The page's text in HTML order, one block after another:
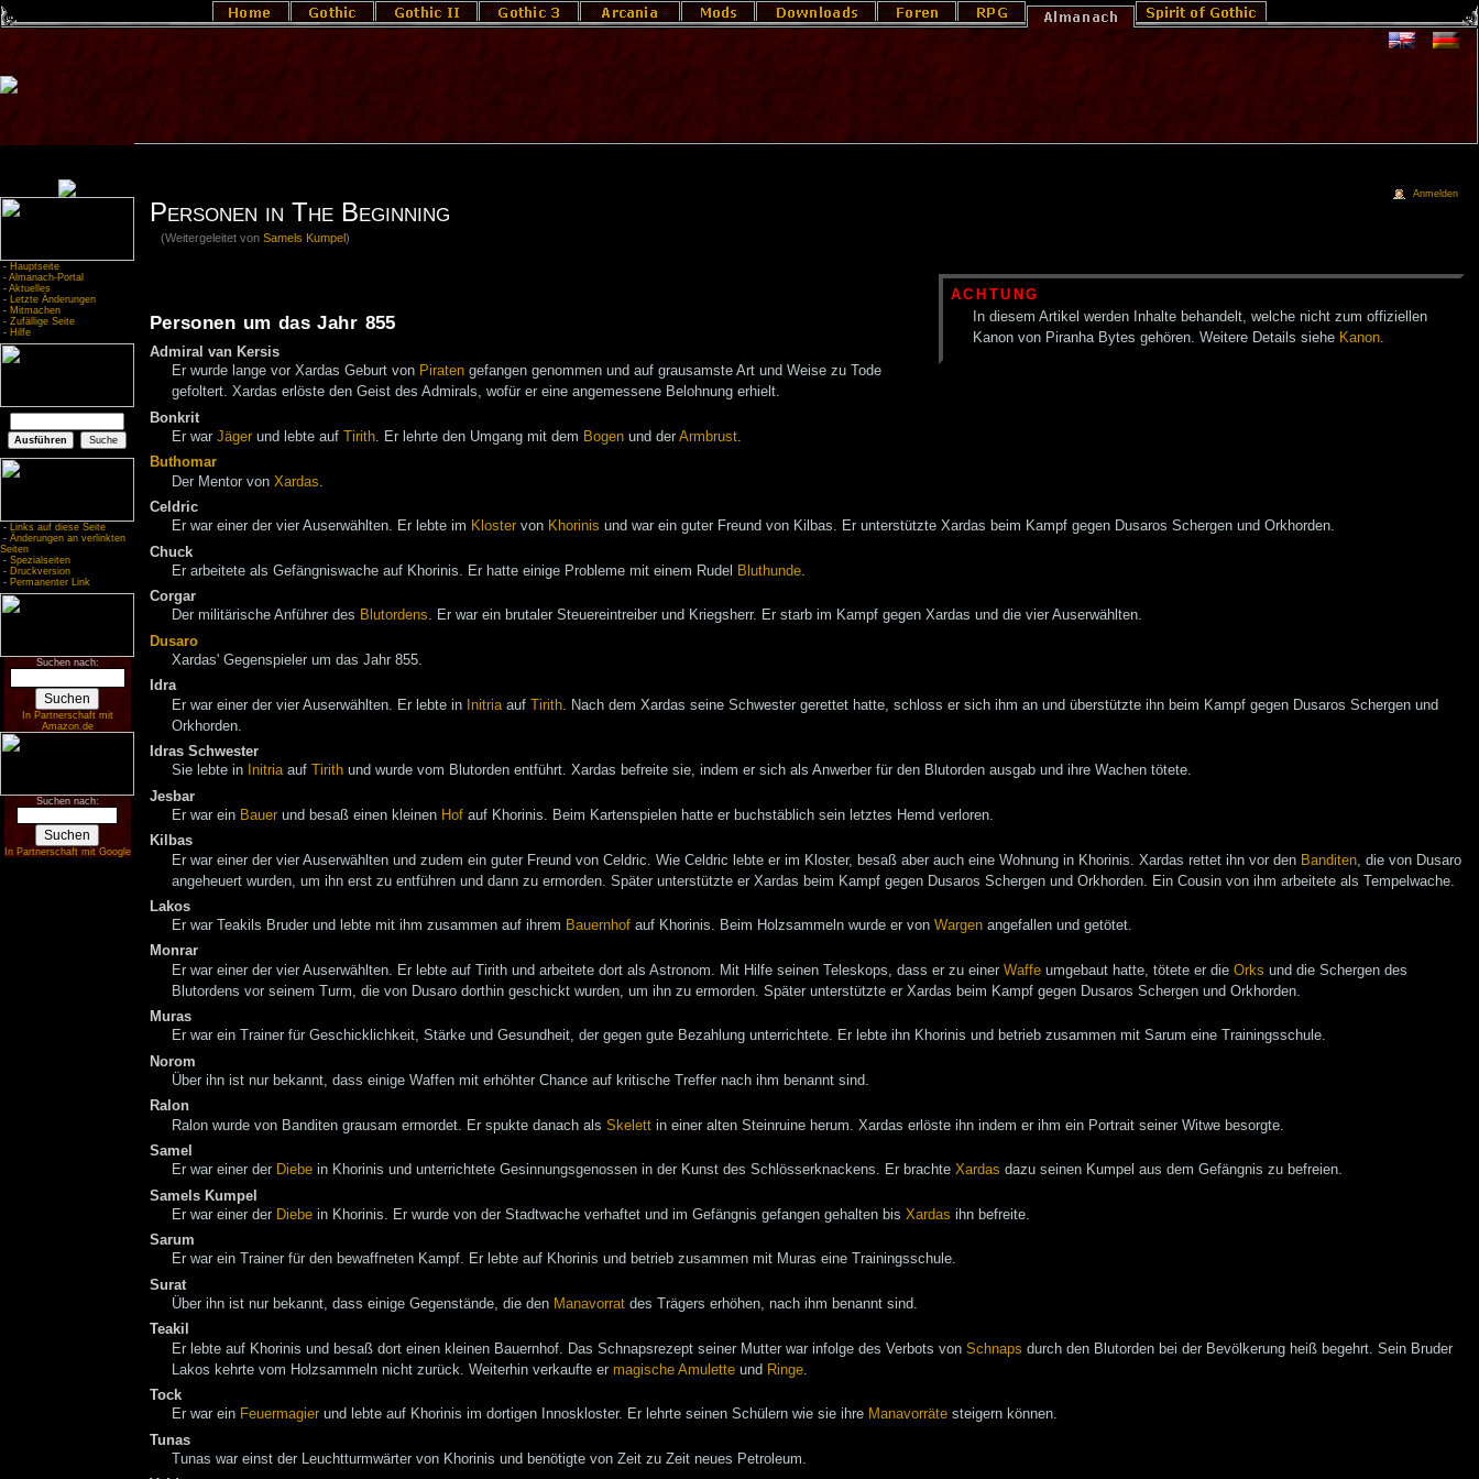
- Hauptseite
- Almanach-Portal
- Aktuelles
- Letzte Änderungen
- Mitmachen
- Zufällige Seite
- Hilfe
- Links auf diese Seite
- Änderungen an verlinkten
Seiten
- Spezialseiten
- Druckversion
- Permanenter Link
Suchen nach:
In Partnerschaft mit
Amazon.de
Suchen nach:
In Partnerschaft mit Google
Personen in The Beginning
(Weitergeleitet vonSamels Kumpel)
ACHTUNG
In diesem Artikel werden Inhalte behandelt, welche nicht zum offiziellen
Kanon von Piranha Bytes gehören. Weitere Details siehe Kanon.
Personen um das Jahr 855
Admiral van Kersis
Er wurde lange vor Xardas Geburt von Piraten gefangen genommen und auf grausamste Art und Weise zu Tode
gefoltert. Xardas erlöste den Geist des Admirals, wofür er eine angemessene Belohnung erhielt.
Bonkrit
Er war Jäger und lebte auf Tirith. Er lehrte den Umgang mit dem Bogen und der Armbrust.
Buthomar
Der Mentor von Xardas
Celdric
Er war einer der vier Auserwählten. Er lebte im Kloster von Khorinis und war ein guter Freund von Kilbas. Er unterstützte Xardas beim Kampf gegen Dusaros Schergen und Orkhorden.
Chuck
Er arbeitete als Gefängniswache auf Khorinis. Er hatte einige Probleme mit einem Rudel
Bluthunde.
Corgar
Der militärische Anführer des Blutordens. Er war ein brutaler Steuereintreiber und Kriegsherr. Er starb im Kampf gegen Xardas und die vier Auserwählten.
Dusaro
Xardas' Gegenspieler um das Jahr 855.
Idra
Er war einer der vier Auserwählten. Er lebte in
Initria auf Tirith . Nach dem Xardas seine Schwester gerettet hatte, schloss er sich ihm an und überstützte ihn beim Kampf gegen Dusaros Schergen und
Orkhorden.
Idras Schwester
Sie lebte in
Initriaauf Tirith und wurde vom Blutorden entführt. Xardas befreite sie, indem er sich als Anwerber für den Blutorden ausgab und ihre Wachen tötete.
Jesbar
Er war ein Bauer und besaß einen kleinen Hof auf Khorinis. Beim Kartenspielen hatte er buchstäblich sein letztes Hemd verloren.
Kilbas
Er war einer der vier Auserwählten und zudem ein guter Freund von Celdric. Wie Celdric lebte er im Kloster, besaß aber auch eine Wohnung in Khorinis. Xardas rettet ihn vor den Banditen , die von Dusaro
angeheuert wurden, um ihn erst zu entführen und dann zu ermorden. Später unterstützte er Xardas beim Kampf gegen Dusaros Schergen und Orkhorden. Ein Cousin von ihm arbeitete als Tempelwache.
Lakos
Er war Teakils Bruder und lebte mit ihm zusammen auf ihrem Bauernhof auf Khorinis. Beim Holzsammeln wurde er von Wargen angefallen und getötet.
Monrar
Er war einer der vier Auserwählten. Er lebte auf Tirith und arbeitete dort als Astronom. Mit Hilfe seinen Teleskops, dass er zu einer Waffe umgebaut hatte, tötete er die Orks und die Schergen des
Blutordens vor seinem Turm, die von Dusaro dorthin geschickt wurden, um ihn zu ermorden. Später unterstützte er Xardas beim Kampf gegen Dusaros Schergen und Orkhorden.
Muras
Er war ein Trainer für Geschicklichkeit, Stärke und Gesundheit, der gegen gute Bezahlung unterrichtete. Er lebte ihn Khorinis und betrieb zusammen mit Sarum eine Trainingsschule.
Norom
Über ihn ist nur bekannt, dass einige Waffen mit erhöhter Chance auf kritische Treffer nach ihm benannt sind.
Ralon
Ralon wurde von Banditen grausam ermordet. Er spukte danach als Skelett in einer alten Steinruine herum. Xardas erlöste ihn indem er ihm ein Portrait seiner Witwe besorgte.
Samel
Er war einer der Diebe in Khorinis und unterrichtete Gesinnungsgenossen in der Kunst des Schlösserknackens. Er brachte Xardas dazu seinen Kumpel aus dem Gefängnis zu befreien.
Samels Kumpel
Er war einer der Diebe in Khorinis. Er wurde von der Stadtwache verhaftet und im Gefängnis gefangen gehalten bis Xardas ihn befreite.
Sarum
Er war ein Trainer für den bewaffneten Kampf. Er lebte auf Khorinis und betrieb zusammen mit Muras eine Trainingsschule.
Surat
Über ihn ist nur bekannt, dass einige Gegenstände, die den Manavorrat des Trägers erhöhen, nach ihm benannt sind.
Teakil
Er lebte auf Khorinis und besaß dort einen kleinen Bauernhof. Das Schnapsrezept seiner Mutter war infolge des Verbots von Schnaps durch den Blutorden bei der Bevölkerung heiß begehrt. Sein Bruder
Lakos kehrte vom Holzsammeln nicht zurück. Weiterhin verkaufte er magische Amulette und Ringe
Tock
Er war ein Feuermagier und lebte auf Khorinis im dortigen Innoskloster. Er lehrte seinen Schülern wie sie ihre Manavorräte steigern können.
Tunas
Tunas war einst der Leuchtturmwärter von Khorinis und benötigte von Zeit zu Zeit neues Petroleum.
Anmelden